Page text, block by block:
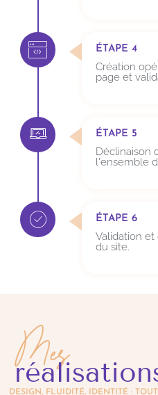
ÉTAPE 4
Création
page et
ÉTAPE 5
Déclinaison
l'ensemble
ÉTAPE 6
Validation
du site.
Mes
DESIGN, FLUIDITÉ, IDENTITÉ :